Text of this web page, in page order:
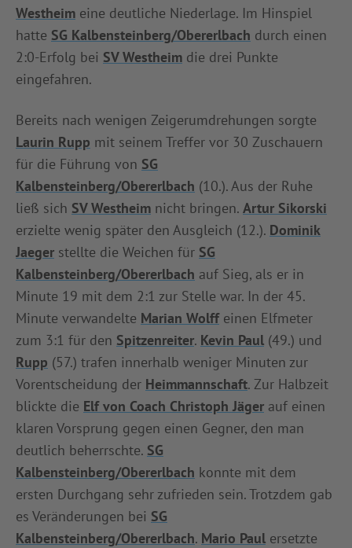
Westheim eine deutliche Niederlage. Im Hinspiel
hatte SG Kalbensteinberg/Obererlbach durch einen
2:0-Erfolg bei SV Westheim die drei Punkte
eingefahren.
Bereits nach wenigen Zeigerumdrehungen sorgte
Laurin Rupp mit seinem Treffer vor 30 Zuschauern
für die Führung von SG
Kalbensteinberg/Obererlbach (10.). Aus der Ruhe
ließ sich SV Westheim nicht bringen. Artur Sikorski
erzielte wenig später den Ausgleich (12.). Dominik
Jaeger stellte die Weichen für SG
Kalbensteinberg/Obererlbach auf Sieg, als er in
Minute 19 mit dem 2:1 zur Stelle war. In der 45.
Minute verwandelte Marian Wolffeinen Elfmeter
zum 3:1 für den Spitzenreiter. Kevin Paul (49.) und
Rupp (57.) trafen innerhalb weniger Minuten zur
Vorentscheidung der Heimmannschaft. Zur Halbzeit
blickte die Elf von Coach Christoph Jäger auf einen
klaren Vorsprung gegen einen Gegner, den man
deutlich beherrschte. SG
Kalbensteinberg/Obererlbach konnte mit dem
ersten Durchgang sehr zufrieden sein. Trotzdem gab
es Veränderungen bei SG
Kalbensteinberg/Obererlbach. Mario Paul ersetzte